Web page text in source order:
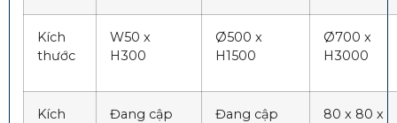
Kích
thước
W50 x
H300
Ø500 x
H1500
Ø700 x
H3000
Kích
Đang cập
Đang cập
80 x 80 x